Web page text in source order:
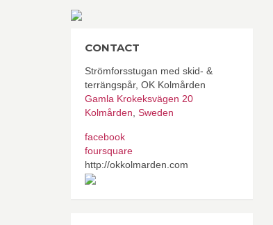
CONTACT
Strömforsstugan med skid- &
terrängspår, OK Kolmården
Gamla Krokeksvägen 20
Kolmården Sweden
facebook
foursquare
http://okkolmarden.com